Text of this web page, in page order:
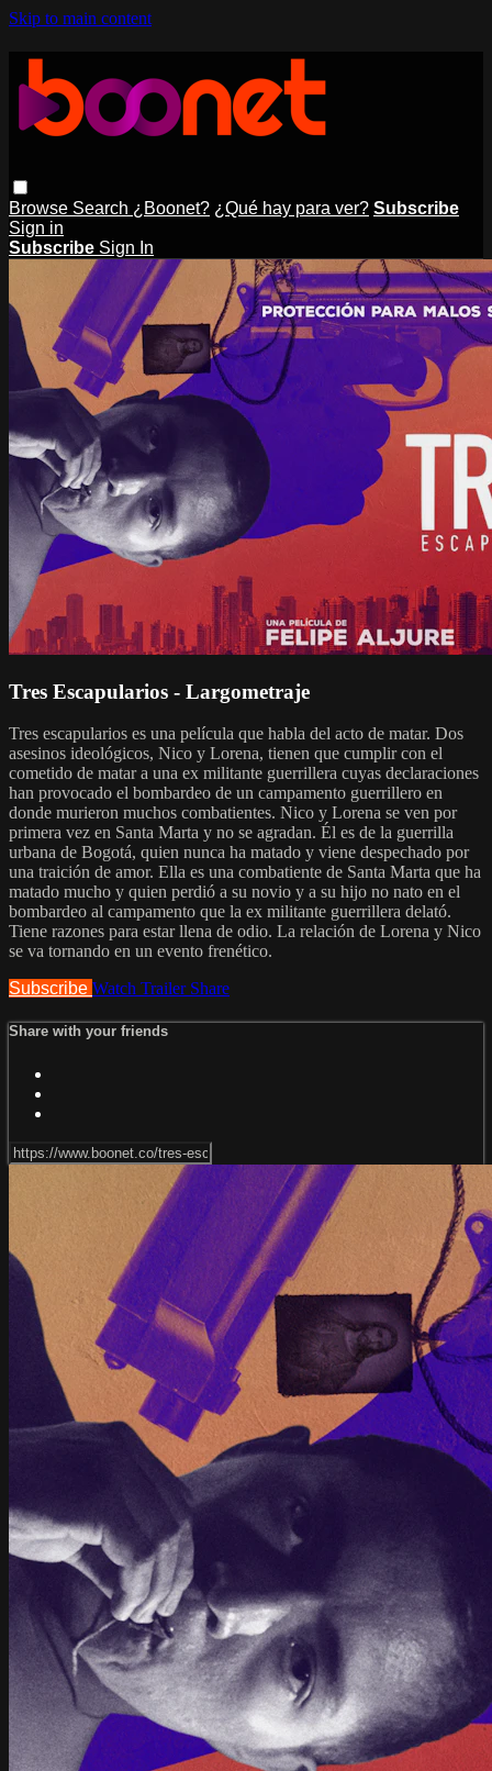
Skip to main content
Browse Search ¿Boonet? ¿Qué hay para ver? Subscribe
Sign in
Subscribe Sign In
Tres Escapularios - Largometraje
Tres escapularios es una película que habla del acto de matar. Dos
asesinos ideológicos, Nico y Lorena, tienen que cumplir con el
cometido de matar a una ex militante guerrillera cuyas declaraciones
han provocado el bombardeo de un campamento guerrillero en
donde murieron muchos combatientes. Nico y Lorena se ven por
primera vez en Santa Marta y no se agradan. Él es de la guerrilla
urbana de Bogotá, quien nunca ha matado y viene despechado por
una traición de amor. Ella es una combatiente de Santa Marta que ha
matado mucho y quien perdió a su novio y a su hijo no nato en el
bombardeo al campamento que la ex militante guerrillera delató.
Tiene razones para estar llena de odio. La relación de Lorena y Nico
se va tornando en un evento frenético.
Subscribe Watch Trailer Share
Share with your friends